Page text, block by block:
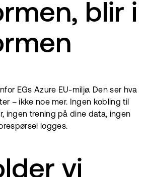
blir i
EGs Azure EU-miljø. Den ser hva
– ikke noe mer. Ingen kobling til
ingen trening på dine data, ingen
logges.
vi